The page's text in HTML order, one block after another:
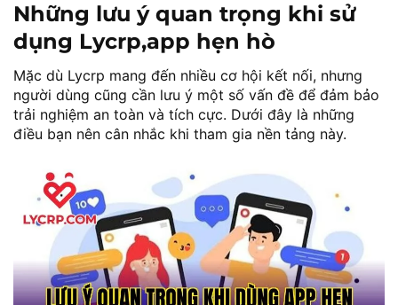
Những lưu ý quan trọng khi sử
dụng Lycrp,app hẹn hò
Mặc dù Lycrp mang đến nhiều cơ hội kết nối, nhưng
người dùng cũng cần lưu ý một số vấn đề để đảm bảo
trải nghiệm an toàn và tích cực. Dưới đây là những
điều bạn nên cân nhắc khi tham gia nền tảng này.